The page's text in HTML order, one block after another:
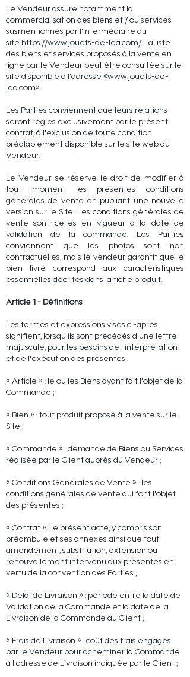
Le Vendeur assure notamment la
commercialisation des biens et / ou services
susmentionnés par l'intermédiaire du
site https://www.jouets-de-lea.com/. La liste
des biens et services proposés à la vente en
ligne par le Vendeur peut être consultée sur le
site disponible à l'adresse «www.jouets-de-
lea.com».
Les Parties conviennent que leurs relations
seront régies exclusivement par le présent
contrat, à l'exclusion de toute condition
préalablement disponible sur le site web du
Vendeur.
Le Vendeur se réserve le droit de modifier à
tout moment les présentes conditions
générales de vente en publiant une nouvelle
version sur le Site. Les conditions générales de
vente sont celles en vigueur à la date de
validation de la commande. Les Parties
conviennent que les photos sont non
contractuelles, mais le vendeur garantit que le
bien livré correspond aux caractéristiques
essentielles décrites dans la fiche produit.
Article 1 - Définitions
Les termes et expressions visés ci-après
signifient, lorsqu'ils sont précédés d'une lettre
majuscule, pour les besoins de l'interprétation
et de l'exécution des présentes :
« Article » : le ou les Biens ayant fait l'objet de la
Commande ;
« Bien » : tout produit proposé à la vente sur le
Site ;
« Commande » : demande de Biens ou Services
réalisée par le Client auprès du Vendeur ;
« Conditions Générales de Vente » : les
conditions générales de vente qui font l'objet
des présentes ;
« Contrat » : le présent acte, y compris son
préambule et ses annexes ainsi que tout
amendement, substitution, extension ou
renouvellement intervenu aux présentes en
vertu de la convention des Parties ;
« Délai de Livraison » : période entre la date de
Validation de la Commande et la date de la
Livraison de la Commande au Client ;
« Frais de Livraison » : coût des frais engagés
par le Vendeur pour acheminer la Commande
à l'adresse de Livraison indiquée par le Client ;